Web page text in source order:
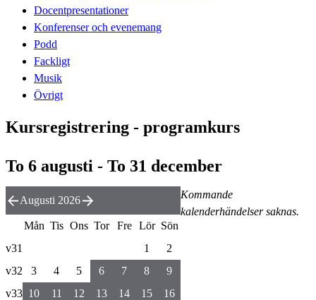
Docentpresentationer
Konferenser och evenemang
Podd
Fackligt
Musik
Övrigt
Kursregistrering - programkurs
To 6 augusti - To 31 december
Kommande
kalenderhändelser saknas.
Augusti 2026
Mån Tis Ons Tor Fre Lör Sön
v31
1
2
v32
3 4 5 6 7 8
9
v33 10 11 12 13 14 15
16